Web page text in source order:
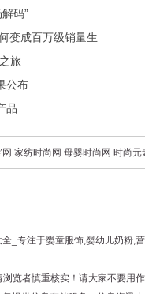
码”
变成百万级销量生
旅
公布
品
家纺时尚网 母婴时尚网 时尚元
_专注于婴童服饰,婴幼儿奶粉,
览者慎重核实！请大家不要